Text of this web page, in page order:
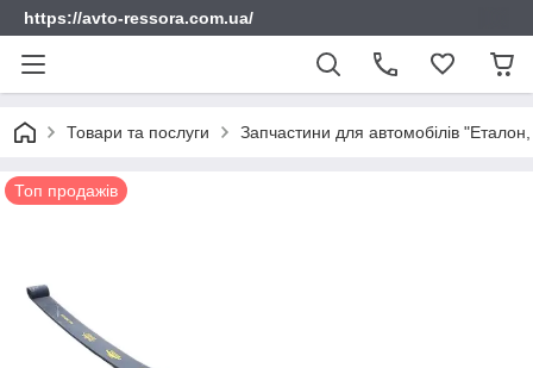
https://avto-ressora.com.ua/
Товари та послуги Запчастини для автомобілів
Топ продажів